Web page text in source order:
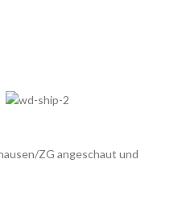
ZG angeschaut und